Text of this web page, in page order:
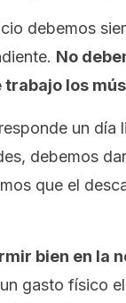
debemos
No
los
un día
debemos
que el
bien en la
gasto físico